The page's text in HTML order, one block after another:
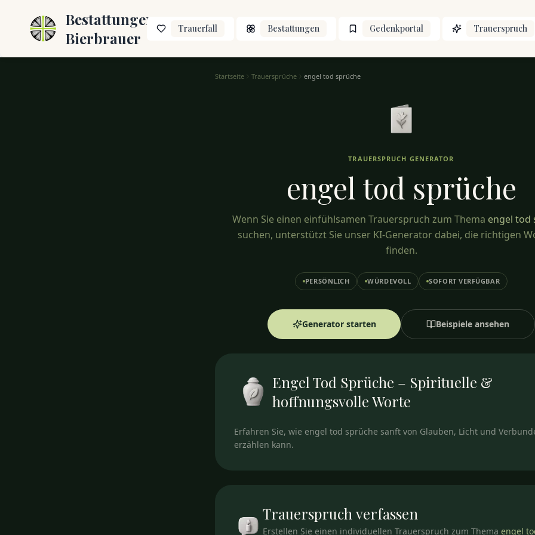
Bestattungen
Bierbrauer
Trauerfall Bestattungen Gedenkportal Trauerspruch
Startseite Trauersprüche engel tod sprüche
TRAUERSPRUCH GENERATOR
engel tod sprüche
Wenn Sie einen einfühlsamen Trauerspruch zum Thema engel tod
suchen, unterstützt Sie unser KI-Generator dabei, die richtigen
finden.
PERSÖNLICH WÜRDEVOLL SOFORT VERFÜGBAR
Generator starten Beispiele ansehen
Engel Tod Sprüche – Spirituelle &
hoffnungsvolle Worte
Erfahren Sie, wie engel tod sprüche sanft von Glauben, Licht und
erzählen kann.
Trauerspruch verfassen
Erstellen Sie einen individuellen Trauerspruch zum Thema engel